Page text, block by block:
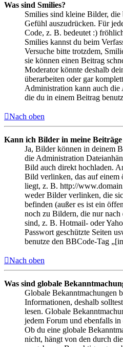
Was sind Smilies?
Smilies sind kleine Bilder,
Gefühl auszudrücken. Für
Code, z. B. bedeutet :)
Smilies kannst du beim
Versuche bitte trotzdem,
sie können einen Beitrag
Moderator könnte deshalb
überarbeiten oder gar
Administration kann auch die
die du in einem Beitrag
Nach oben
Kann ich Bilder in meine Beiträge
Ja, Bilder können in deinem
die Administration
Bild auch direkt hochladen.
Bild verlinken, das auf einem
liegt, z. B. http://
weder Bilder verlinken, die
befinden (außer es ist ein
noch zu Bildern, die nur
sind, z. B. Hotmail- oder
Passwort geschützte Seiten
benutze den BBCode-Tag
Nach oben
Was sind globale
Globale Bekanntmachungen
Informationen, deshalb
lesen. Globale
jedem Forum und ebenfalls
Ob du eine globale
nicht, hängt von den durch